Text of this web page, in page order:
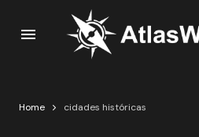
Home cidades históricas